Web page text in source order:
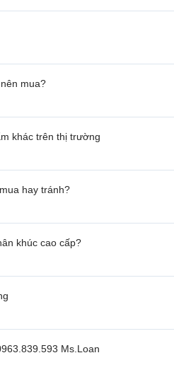
mua?
khác trên thị trường
hay tránh?
khúc cao cấp?
Ms.Loan